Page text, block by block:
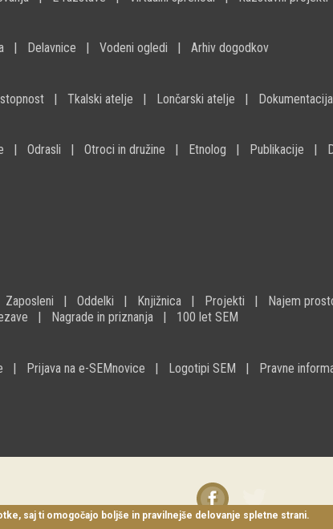
Delavnice Vodeni ogledi Arhiv dogodkov
Tkalski atelje Lončarski atelje Dokumentacija
Odrasli Otroci in družine Etnolog Publikacije
Zaposleni Oddelki Knjižnica Projekti Najem
Nagrade in priznanja 100 let SEM
Prijava na e-SEMnovice Logotipi SEM Pravne
saj ti omogočajo boljše in pravilnejše delovanje spletne strani.